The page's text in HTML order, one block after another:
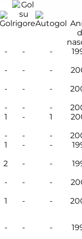
- - -
- - -
- - -
- - -
1 - 1
- - -
1 - -
2 - -
- - -
1 - -
- - -